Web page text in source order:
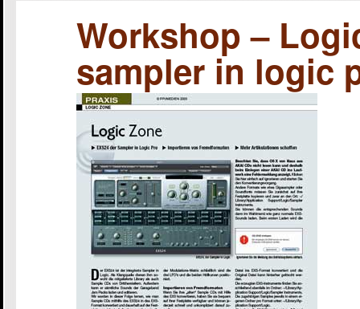
Workshop –
sampler in logic